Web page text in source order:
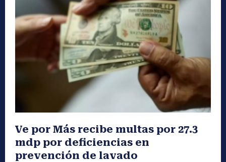
Ve por Más recibe multas por 27.3
mdp por deficiencias en
prevención de lavado